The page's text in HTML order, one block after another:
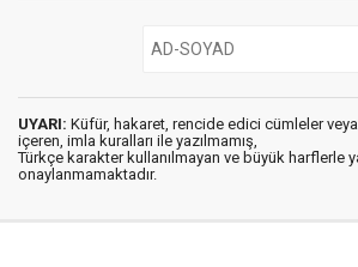
UYARI: Küfür, hakaret, rencide edici cümleler veya
içeren, imla kuralları ile yazılmamış,
Türkçe karakter kullanılmayan ve büyük harflerle
onaylanmamaktadır.